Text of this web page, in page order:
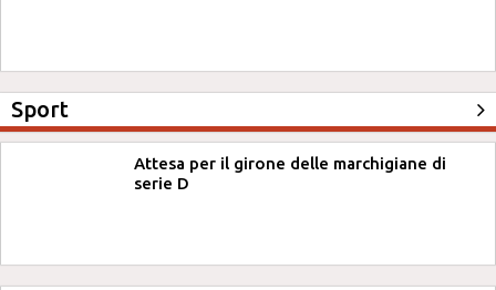
Sport
Attesa per il girone delle marchigiane di
serie D